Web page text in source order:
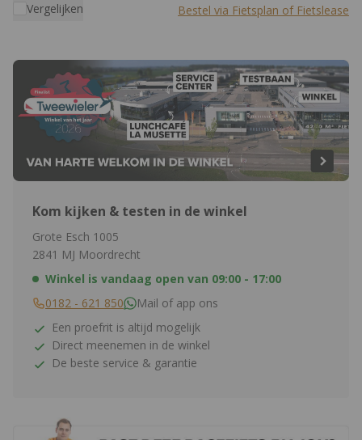
Vergelijken Bestel via Fietsplan of Fietslease
Kom kijken & testen in de winkel
Grote Esch 1005
2841 MJ Moordrecht
Winkel is vandaag open van 09:00 - 17:00
0182 - 621 850
Mail of app ons
Een proefrit is altijd mogelijk
Direct meenemen in de winkel
De beste service & garantie